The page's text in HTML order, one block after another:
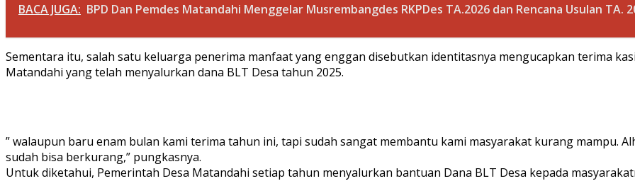
BACA JUGA: BPD Dan Pemdes Matandahi Menggelar Musrembangdes RKPDes TA.2026 dan Rencana Usulan TA.
Sementara itu, salah satu keluarga penerima manfaat yang enggan disebutkan identitasnya mengucapkan terima
Matandahi yang telah menyalurkan dana BLT Desa tahun 2025.
” walaupun baru enam bulan kami terima tahun ini, tapi sudah sangat membantu kami masyarakat kurang mampu.
sudah bisa berkurang,” pungkasnya.
Untuk diketahui, Pemerintah Desa Matandahi setiap tahun menyalurkan bantuan Dana BLT Desa kepada